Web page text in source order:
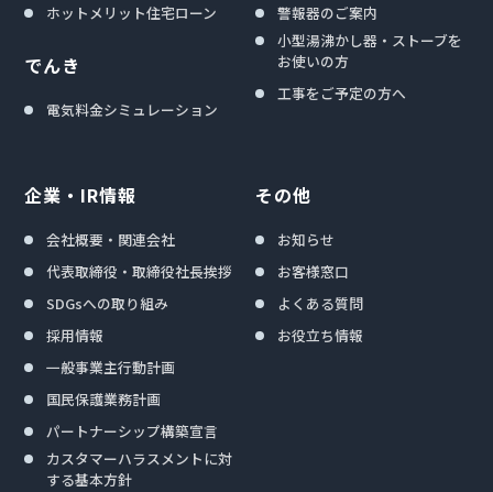
ホットメリット住宅ローン
でんき
電気料金シミュレーション
警報器のご案内
小型湯沸かし器・ストーブを
お使いの方
工事をご予定の方へ
企業・IR情報
会社概要・関連会社
代表取締役・取締役社長挨拶
SDGsへの取り組み
採用情報
一般事業主行動計画
国民保護業務計画
パートナーシップ構築宣言
カスタマーハラスメントに対
する基本方針
その他
お知らせ
お客様窓口
よくある質問
お役立ち情報